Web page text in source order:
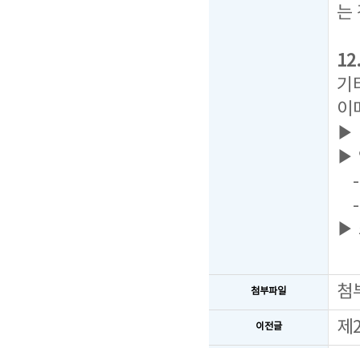
는
기
이
▶
▶
-
-
▶
첨부파일 첨
이전글 제